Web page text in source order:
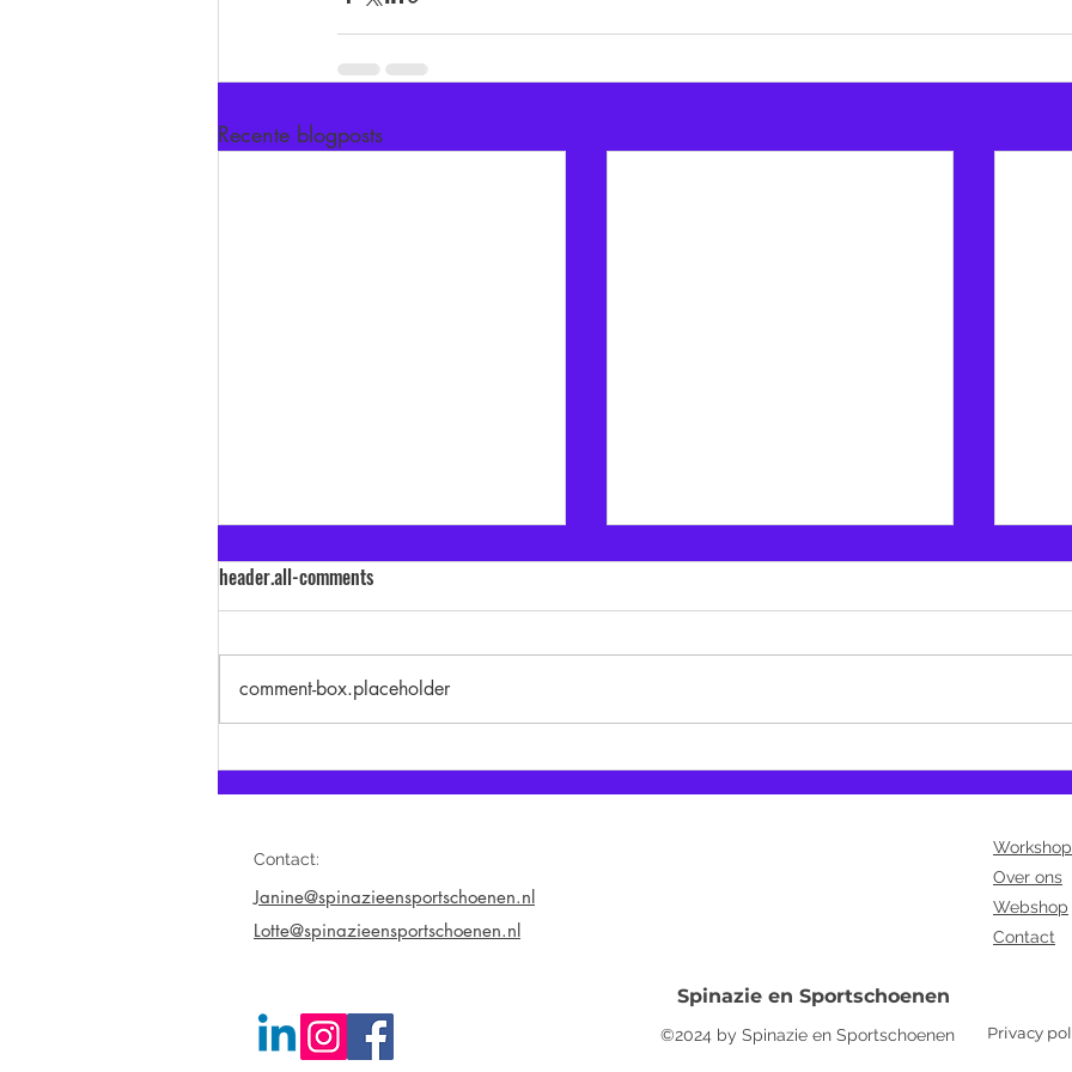
Recente blogposts
Gezonde gewoontes op het werk: 7
tips voor betere voeding en meer
Je hoeft geen autobanden om te
duwen om sterker te worden!
header.all-comments
comment-box.placeholder
Contact:
Janine@spinazieensportschoenen.nl
Lotte@spinazieensportschoenen.nl
Over ons
Webshop
Contact
Spinazie en Sportschoenen
Privacy
©2024 by Spinazie en Sportschoenen